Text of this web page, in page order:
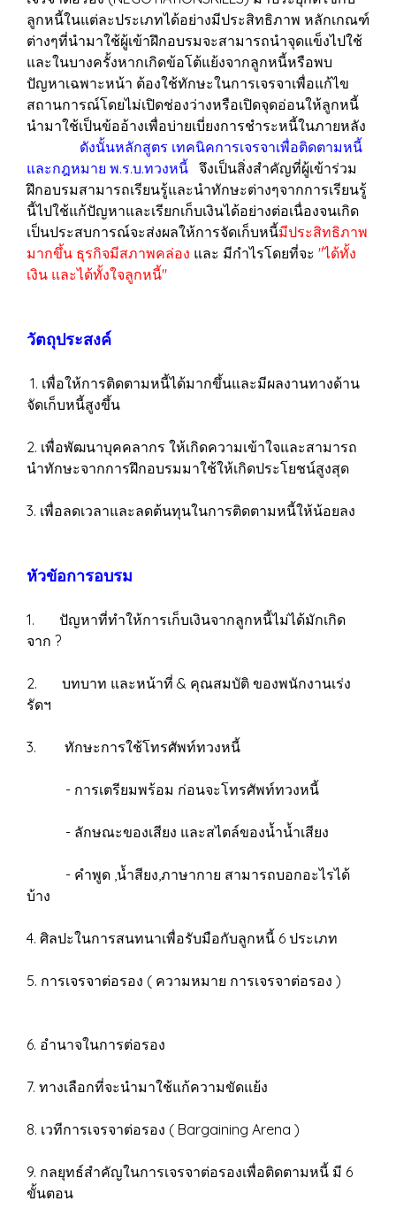
ลูกหนี้ในแต่ละประเภทได้อย่างมีประสิทธิภาพ หลักเกณฑ์
ต่างๆที่นำมาใช้ผู้เข้าฝึกอบรมจะสามารถนำจุดแข็งไปใช้
และในบางครั้งหากเกิดข้อโต้แย้งจากลูกหนี้หรือพบ
ปัญหาเฉพาะหน้า ต้องใช้ทักษะในการเจรจาเพื่อแก้ไข
สถานการณ์โดยไม่เปิดช่องว่างหรือเปิดจุดอ่อนให้ลูกหนี้
นำมาใช้เป็นข้ออ้างเพื่อบ่ายเบี่ยงการชำระหนี้ในภายหลัง
ดังนั้นหลักสูตร เทคนิคการเจรจาเพื่อติดตามหนี้
และกฎหมาย พ.ร.บ.ทวงหนี้ จึงเป็นสิ่งสำคัญที่ผู้เข้าร่วม
ฝึกอบรมสามารถเรียนรู้และนำทักษะต่างๆจากการเรียนรู้
นี้ไปใช้แก้ปัญหาและเรียกเก็บเงินได้อย่างต่อเนื่องจนเกิด
เป็นประสบการณ์จะส่งผลให้การจัดเก็บหนี้มีประสิทธิภาพ
มากขึ้น ธุรกิจมีสภาพคล่อง และ มีกำไรโดยที่จะ "ได้ทั้ง
เงิน และได้ทั้งใจลูกหนี้"
วัตถุประสงค์
1. เพื่อให้การติดตามหนี้ได้มากขึ้นและมีผลงานทางด้าน
จัดเก็บหนี้สูงขึ้น
2. เพื่อพัฒนาบุคคลากร ให้เกิดความเข้าใจและสามารถ
นำทักษะจากการฝึกอบรมมาใช้ให้เกิดประโยชน์สูงสุด
3. เพื่อลดเวลาและลดต้นทุนในการติดตามหนี้ให้น้อยลง
หัวขัอการอบรม
1. ปัญหาที่ทำให้การเก็บเงินจากลูกหนี้ไม่ได้มักเกิด
จาก ?
2. บทบาท และหน้าที่ & คุณสมบัติ ของพนักงานเร่ง
รัดฯ
3. ทักษะการใช้โทรศัพท์ทวงหนี้
- การเตรียมพร้อม ก่อนจะโทรศัพท์ทวงหนี้
- ลักษณะของเสียง และสไตล์ของน้ำน้ำเสียง
- คำพูด ,น้ำสียง,ภาษากาย สามารถบอกอะไรได้
บ้าง
4. ศิลปะในการสนทนาเพื่อรับมือกับลูกหนี้ 6 ประเภท
5. การเจรจาต่อรอง ( ความหมาย การเจรจาต่อรอง )
6. อำนาจในการต่อรอง
7. ทางเลือกที่จะนำมาใช้แก้ความขัดแย้ง
8. เวทีการเจรจาต่อรอง ( Bargaining Arena )
9. กลยุทธ์สำคัญในการเจรจาต่อรองเพื่อติดตามหนี้ มี 6
ขั้นตอน